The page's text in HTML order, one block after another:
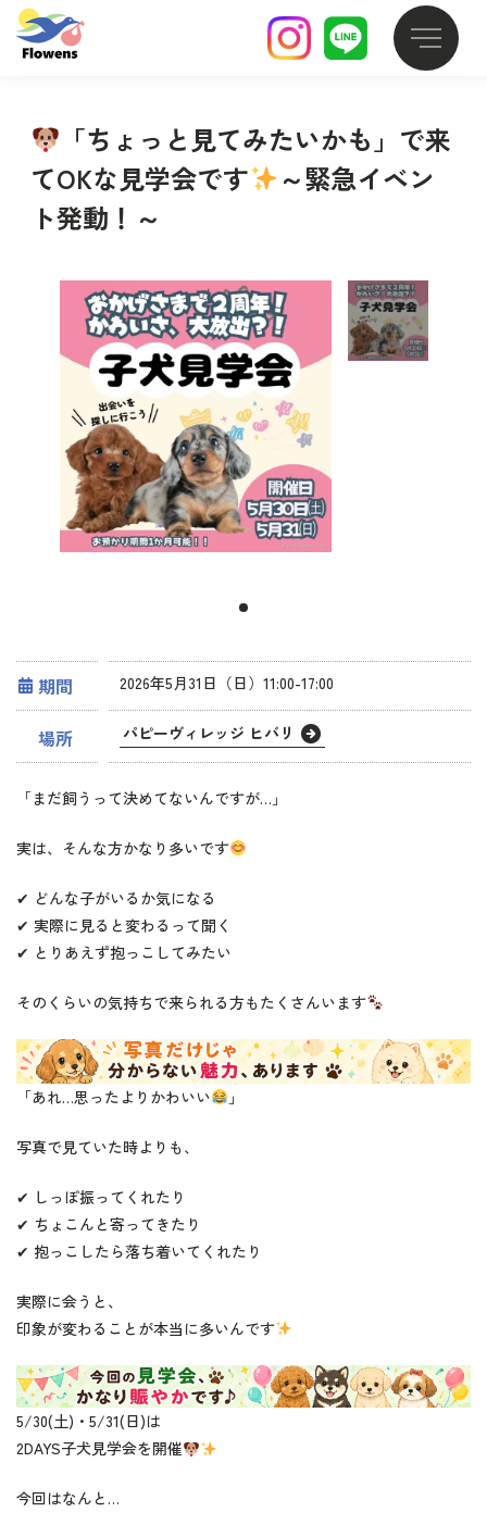
「ちょっと見てみたいかも」で来
てOKな見学会です
～緊急イベン
ト発動！～
期間 2026年5月31日（日）11:00-17:00
場所 パピーヴィレッジ ヒバリ
「まだ飼うって決めてないんですが…」
実は、そんな方かなり多いです
✔ どんな子がいるか気になる
✔ 実際に見ると変わるって聞く
✔ とりあえず抱っこしてみたい
そのくらいの気持ちで来られる方もたくさんいます
「あれ…思ったよりかわいい 」
写真で見ていた時よりも、
✔ しっぽ振ってくれたり
✔ ちょこんと寄ってきたり
✔ 抱っこしたら落ち着いてくれたり
実際に会うと、
印象が変わることが本当に多いんです
5/30(土)・5/31(日)は
2DAYS子犬見学会を開催
今回はなんと…